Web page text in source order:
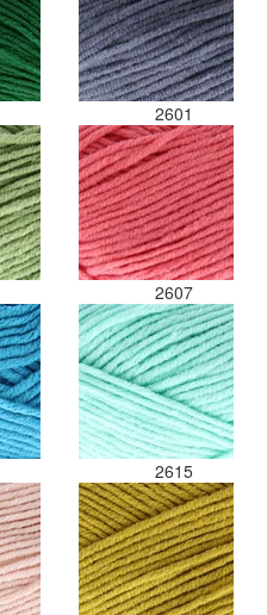
2601
2607
2615